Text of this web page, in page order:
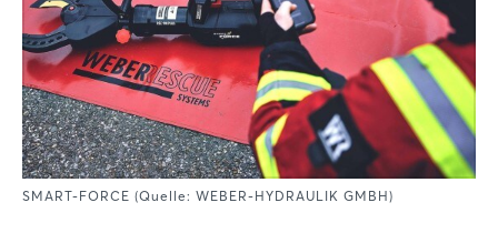
SMART-FORCE (Quelle: WEBER-HYDRAULIK GMBH)